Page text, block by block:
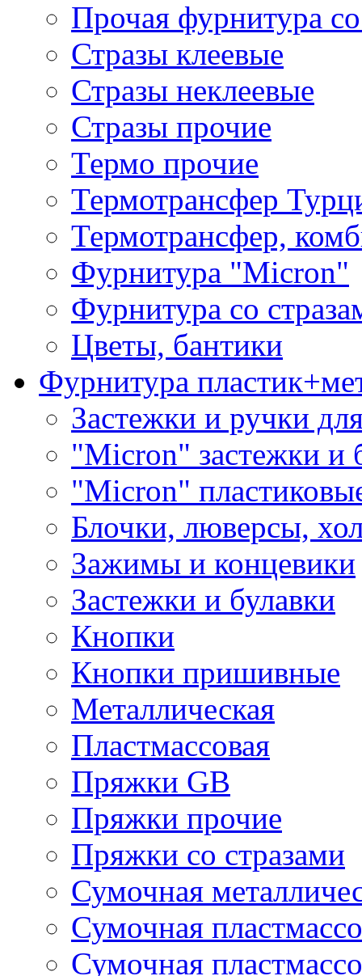
Прочая фурнитура
Стразы клеевые
Стразы неклеевые
Стразы прочие
Термо прочие
Термотрансфер
Термотрансфер,
Фурнитура "Micron"
Фурнитура со
Цветы, бантики
Фурнитура
Застежки и ручки
"Micron" застежки и
"Micron"
Блочки, люверсы,
Зажимы и концевики
Застежки и булавки
Кнопки
Кнопки пришивные
Металлическая
Пластмассовая
Пряжки GB
Пряжки прочие
Пряжки со стразами
Сумочная
Сумочная
Сумочная